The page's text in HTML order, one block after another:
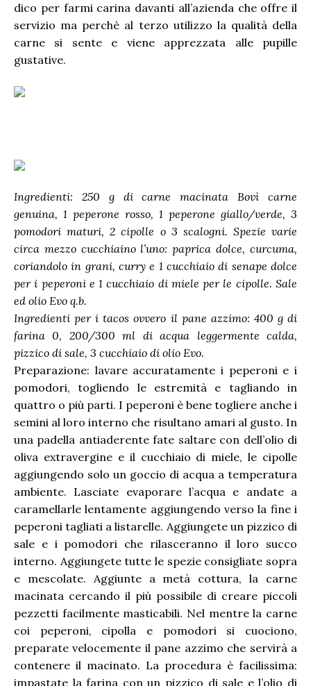
dico per farmi carina davanti all’azienda che offre il
servizio ma perchè al terzo utilizzo la qualità della
carne si sente e viene apprezzata alle pupille
gustative.
Ingredienti: 250 g di carne macinata Bovì carne
genuina, 1 peperone rosso, 1 peperone giallo/verde, 3
pomodori maturi, 2 cipolle o 3 scalogni. Spezie varie
circa mezzo cucchiaino l’uno: paprica dolce, curcuma,
coriandolo in grani, curry e 1 cucchiaio di senape dolce
per i peperoni e 1 cucchiaio di miele per le cipolle. Sale
ed olio Evo q.b.
Ingredienti per i tacos ovvero il pane azzimo: 400 g di
farina 0, 200/300 ml di acqua leggermente calda,
pizzico di sale, 3 cucchiaio di olio Evo.
Preparazione: lavare accuratamente i peperoni e i
pomodori, togliendo le estremità e tagliando in
quattro o più parti. I peperoni è bene togliere anche i
semini al loro interno che risultano amari al gusto. In
una padella antiaderente fate saltare con dell’olio di
oliva extravergine e il cucchiaio di miele, le cipolle
aggiungendo solo un goccio di acqua a temperatura
ambiente. Lasciate evaporare l’acqua e andate a
caramellarle lentamente aggiungendo verso la fine i
peperoni tagliati a listarelle. Aggiungete un pizzico di
sale e i pomodori che rilasceranno il loro succo
interno. Aggiungete tutte le spezie consigliate sopra
e mescolate. Aggiunte a metà cottura, la carne
macinata cercando il più possibile di creare piccoli
pezzetti facilmente masticabili. Nel mentre la carne
coi peperoni, cipolla e pomodori si cuociono,
preparate velocemente il pane azzimo che servirà a
contenere il macinato. La procedura è facilissima:
impastate la farina con un pizzico di sale e l’olio di